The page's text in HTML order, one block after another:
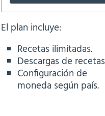
El plan incluye:
Recetas ilimitadas.
Descargas de
Configuración de
moneda según país.